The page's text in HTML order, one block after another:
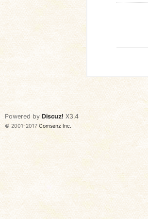
Powered by Discuz! X3.4
© 2001-2017 Comsenz Inc.